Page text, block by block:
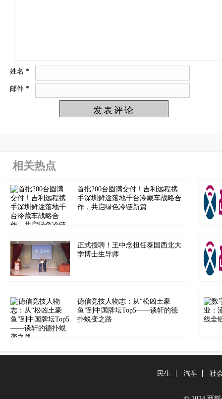
姓名 *
邮件 *
相关热点
首批200台圆满交付！吉利远程携
手深圳鲜途落地千台冷藏车战略合
作，共启绿色冷链新篇
正式授聘！王中念担任泰国西北大
学博士生导师
德信竞技人物志：从“松凶土豪
鱼”到中国牌坛Top5——谈轩的德
扑蜕变之路
民生 汽车 社